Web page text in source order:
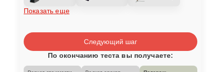
Показать еще
Следующий шаг
По окончанию теста вы получаете: